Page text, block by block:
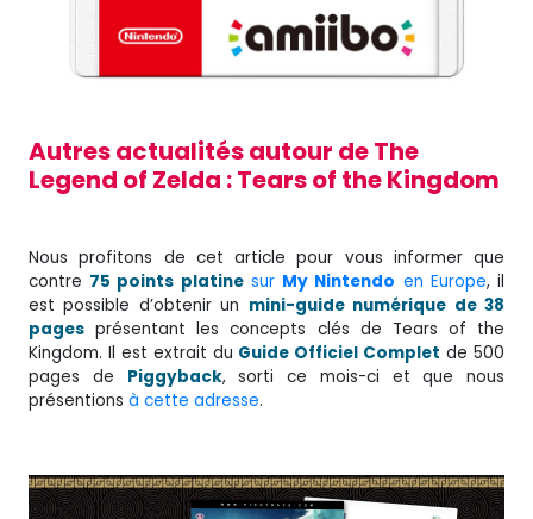
Autres actualités autour de The
Legend of Zelda : Tears of the Kingdom
Nous profitons de cet article pour vous informer que
contre 75 points platine sur My Nintendo en Europe, il
est possible d’obtenir un mini-guide numérique de 38
pages présentant les concepts clés de Tears of the
Kingdom. Il est extrait du Guide Officiel Complet de 500
pages de Piggyback, sorti ce mois-ci et que nous
présentions à cette adresse.